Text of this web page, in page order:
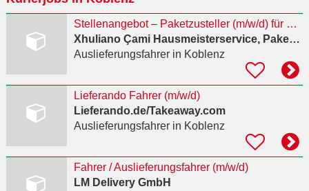
Stellenangebot – Paketzusteller (m/w/d) für DPD Vollzeit
Xhuliano Çami Hausmeisterservice, Paketdienst
Auslieferungsfahrerin Koblenz
Lieferando Fahrer (m/w/d)
Lieferando.de/Takeaway.com
Auslieferungsfahrerin Koblenz
Fahrer / Auslieferungsfahrer (m/w/d)
LM Delivery GmbH